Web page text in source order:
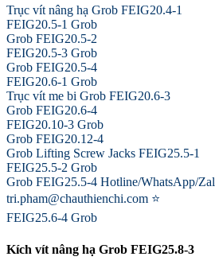
Trục vít nâng hạ Grob FEIG20.4-1
FEIG20.5-1 Grob
Grob FEIG20.5-2
FEIG20.5-3 Grob
Grob FEIG20.5-4
FEIG20.6-1 Grob
Trục vít me bi Grob FEIG20.6-3
Grob FEIG20.6-4
FEIG20.10-3 Grob
Grob FEIG20.12-4
Grob Lifting Screw Jacks FEIG25.5-1
FEIG25.5-2 Grob
Grob FEIG25.5-4 Hotline/WhatsApp/
tri.pham@chauthienchi.com ⭐
FEIG25.6-4 Grob
Kích vít nâng hạ Grob FEIG25.8-3